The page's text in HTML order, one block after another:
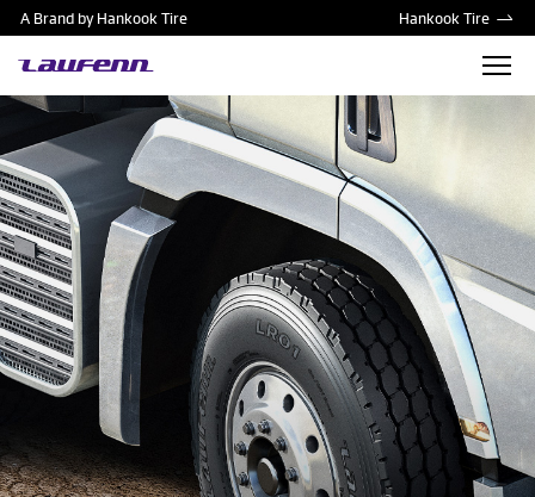
A Brand by Hankook Tire Hankook Tire